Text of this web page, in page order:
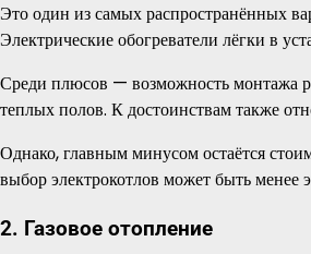
Это один из самых распространённых
Электрические обогреватели лёгки в
Среди плюсов — возможность монтажа
теплых полов. К достоинствам также
Однако, главным минусом остаётся
выбор электрокотлов может быть менее
2. Газовое отопление